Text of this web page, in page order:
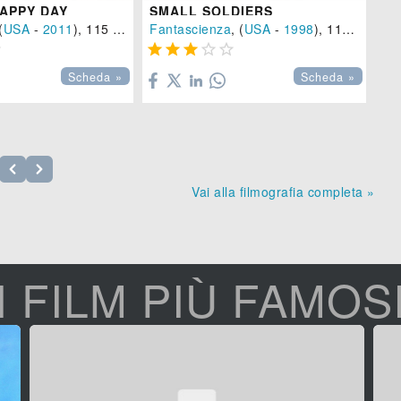
DAY
USA - 2011 ), 115 min.
Scheda »
SMALL SOLDIERS
Fantascienza, (USA - 1998), 112 min.
    
Scheda »
Vai alla filmografia completa »
FILM PIÙ FAMOSI